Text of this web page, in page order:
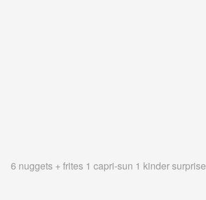
6 nuggets + frites 1 capri-sun 1 kinder surprise